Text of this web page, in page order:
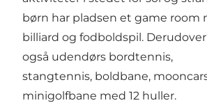
børn har pladsen et game room
billiard og fodboldspil.
også udendørs bordtennis,
stangtennis, boldbane,
minigolfbane med 12 huller.